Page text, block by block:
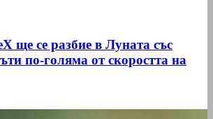
ще се разбие в Луната със
по-голяма от скоростта на